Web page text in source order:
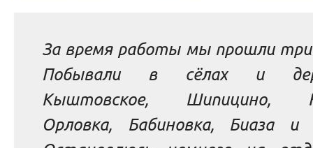
За время работы мы прошли три
Побывали в сёлах и
Кыштовское, Шипицино,
Орловка, Бабиновка, Биаза и